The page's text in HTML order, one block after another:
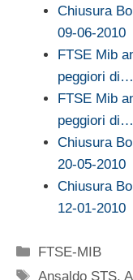
Chiusura
09-06-2010
FTSE Mib
peggiori di…
FTSE Mib
peggiori di…
Chiusura
20-05-2010
Chiusura
12-01-2010
Categorie
FTSE-MIB
Tag
Ansaldo STS,